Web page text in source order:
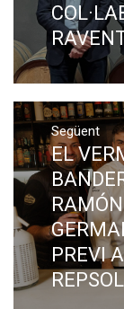
Següent
Next
post:
EL
PREVI